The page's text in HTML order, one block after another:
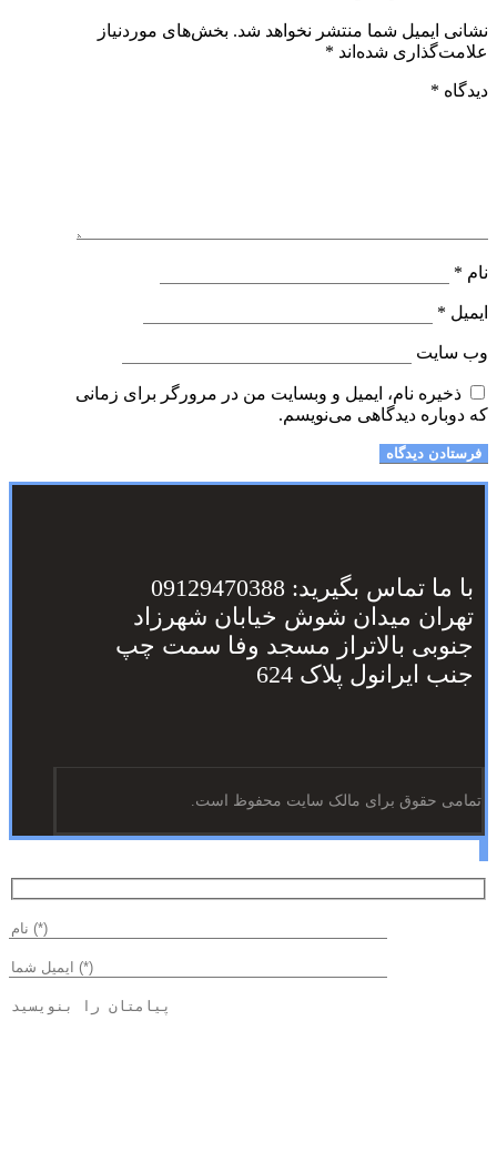
نشانی ایمیل شما منتشر نخواهد شد. بخش‌های موردنیاز
علامت‌گذاری شده‌اند *
دیدگاه *
نام *
ایمیل *
وب‌ سایت
ذخیره نام، ایمیل و وبسایت من در مرورگر برای زمانی
که دوباره دیدگاهی می‌نویسم.
با ما تماس بگیرید: 09129470388
تهران میدان شوش خیابان شهرزاد
جنوبی بالاتراز مسجد وفا سمت چپ
جنب ایرانول پلاک 624
تمامی حقوق برای مالک سایت محفوظ است.